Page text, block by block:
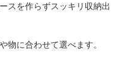
スを作らずスッキリ収納出
物に合わせて選べます。